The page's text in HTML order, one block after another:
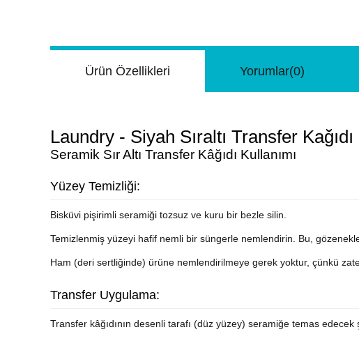
Ürün Özellikleri Yorumlar(0)
Laundry - Siyah Sıraltı Transfer
Seramik Sır Altı Transfer Kâğıdı Kullanımı
Yüzey Temizliği:
Bisküvi pişirimli seramiği tozsuz ve kuru bir bezle silin.
Temizlenmiş yüzeyi hafif nemli bir süngerle nemlendirin. Bu,
Ham (deri sertliğinde) ürüne nemlendirilmeye gerek yoktur, çünkü
Transfer Uygulama:
Transfer kâğıdının desenli tarafı (düz yüzey) seramiğe temas edecek